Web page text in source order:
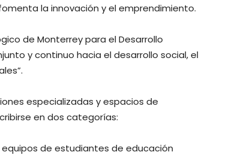
la innovación y el emprendimiento.
de Monterrey para el Desarrollo
y continuo hacia el desarrollo social, el
especializadas y espacios de
en dos categorías:
de estudiantes de educación